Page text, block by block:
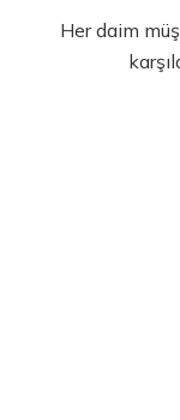
Her daim